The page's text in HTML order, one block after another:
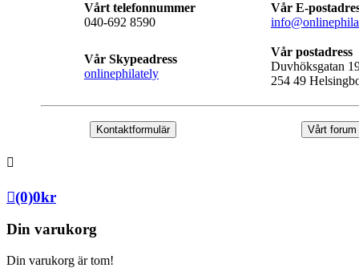
Vårt telefonnummer
040-692 8590
Vår E-
Vår Skypeadress
onlinephilately
Vår postadress
Duvhöksgatan
254 49
Kontaktformulär Vårt forum
(0)0kr
Din varukorg
Din varukorg är tom!